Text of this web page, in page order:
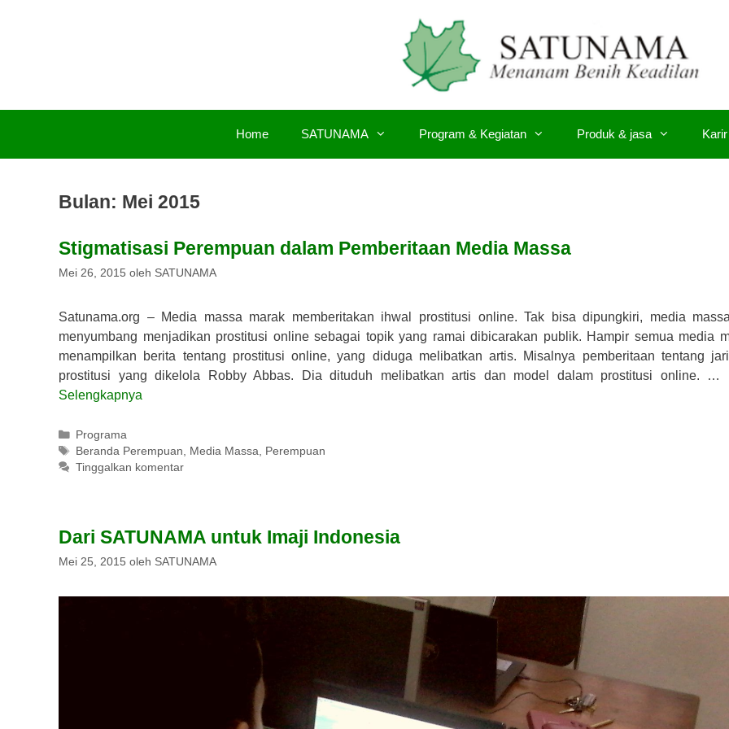
Home SATUNAMA Program & Kegiatan Produk & jasa Karir
Bulan: Mei 2015
Stigmatisasi Perempuan dalam Pemberitaan Media Massa
Mei 26, 2015 oleh SATUNAMA
Satunama.org – Media massa marak memberitakan ihwal prostitusi online. Tak bisa dipungkiri, media
menyumbang menjadikan prostitusi online sebagai topik yang ramai dibicarakan publik. Hampir semua media
menampilkan berita tentang prostitusi online, yang diduga melibatkan artis. Misalnya pemberitaan tentang
prostitusi yang dikelola Robby Abbas. Dia dituduh melibatkan artis dan model dalam prostitusi online. …
Selengkapnya
Kategori
Programa
Tag
Beranda Perempuan, Media Massa, Perempuan
Tinggalkan komentar
Dari SATUNAMA untuk Imaji Indonesia
Mei 25, 2015 oleh SATUNAMA